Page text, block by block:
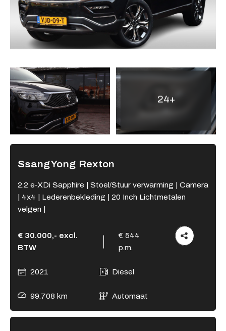
Verkocht
Vacatures
Contact
Adres
Kamperzeedijk 87-89
8281 PC Genemuiden
Za
9:00 - 17:00
Openingstijden werkplaats
24+
SsangYong Rexton
2.2 e-XDi Sapphire | Stoel/Stuur verwarming | Camera
| 4x4 | Lederenbekleding | 20 Inch Lichtmetalen
velgen |
€ 30.000,- excl.
BTW
€ 544
p.m.
2021 Diesel
99.708 km Automaat